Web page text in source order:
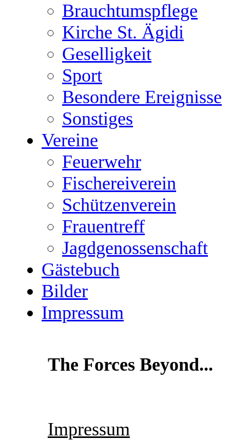
Brauchtumspflege
Kirche St. Ägidi
Geselligkeit
Sport
Besondere Ereignisse
Sonstiges
Vereine
Feuerwehr
Fischereiverein
Schützenverein
Frauentreff
Jagdgenossenschaft
Gästebuch
Bilder
Impressum
The Forces Beyond...
Impressum